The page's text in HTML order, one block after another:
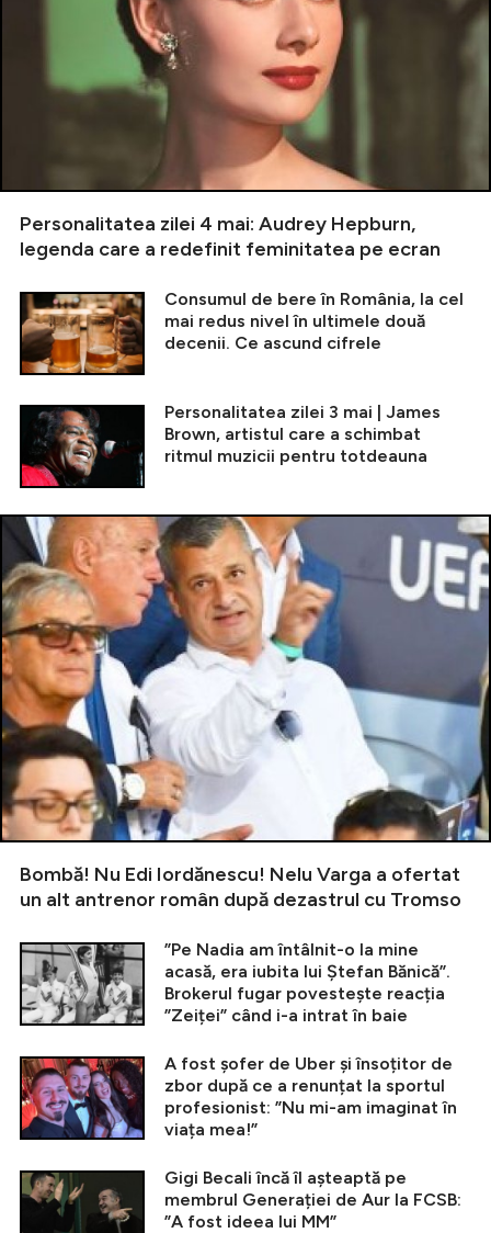
Personalitatea zilei 4 mai: Audrey Hepburn,
legenda care a redefinit feminitatea pe ecran
Consumul de bere în România, la cel
mai redus nivel în ultimele două
decenii. Ce ascund cifrele
Personalitatea zilei 3 mai | James
Brown, artistul care a schimbat
ritmul muzicii pentru totdeauna
Bombă! Nu Edi Iordănescu! Nelu Varga a ofertat
un alt antrenor român după dezastrul cu Tromso
”Pe Nadia am întâlnit-o la mine
acasă, era iubita lui Ștefan Bănică”.
Brokerul fugar povestește reacția
”Zeiței” când i-a intrat în baie
A fost șofer de Uber și însoțitor de
zbor după ce a renunțat la sportul
profesionist: ”Nu mi-am imaginat în
viața mea!”
Gigi Becali încă îl așteaptă pe
membrul Generației de Aur la FCSB:
”A fost ideea lui MM”